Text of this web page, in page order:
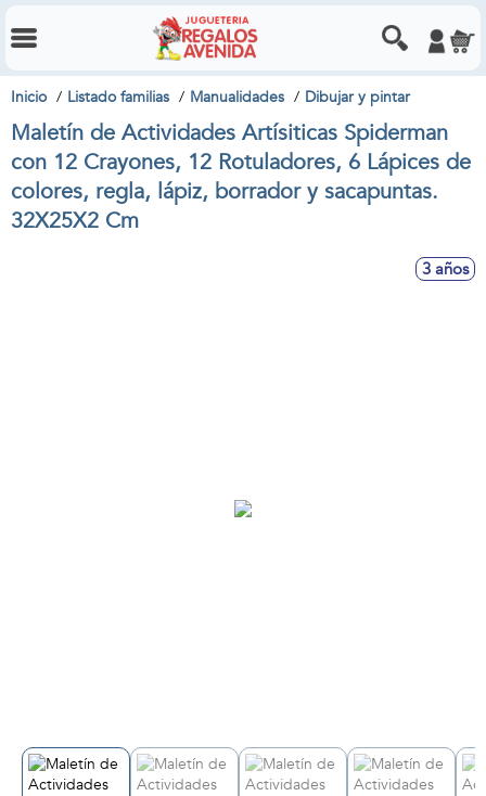
Inicio Listado familias Manualidades Dibujar y pintar
Maletín de Actividades Artísiticas Spiderman
con 12 Crayones, 12 Rotuladores, 6 Lápices de
colores, regla, lápiz, borrador y sacapuntas.
32X25X2 Cm
3 años